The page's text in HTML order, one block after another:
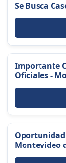
Se Busca
Importante
Oficiales -
Montevideo